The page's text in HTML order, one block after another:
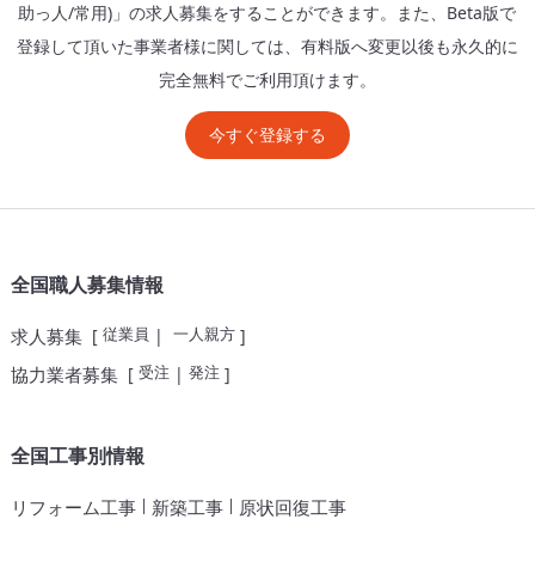
助っ人/常用)」の求人募集をすることができます。また、Beta版で
登録して頂いた事業者様に関しては、有料版へ変更以後も永久的に
完全無料でご利用頂けます。
今すぐ登録する
全国職人募集情報
求人募集[ 従業員| 一人親方]
協力業者募集[ 受注| 発注]
全国工事別情報
リフォーム工事| 新築工事| 原状回復工事